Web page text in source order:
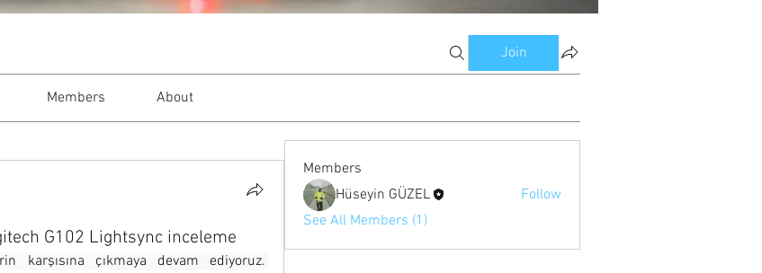
Join
Members About
G102 Lightsync inceleme
karşısına çıkmaya devam ediyoruz.
Members
Hüseyin GÜZEL
Follow
See All Members (1)